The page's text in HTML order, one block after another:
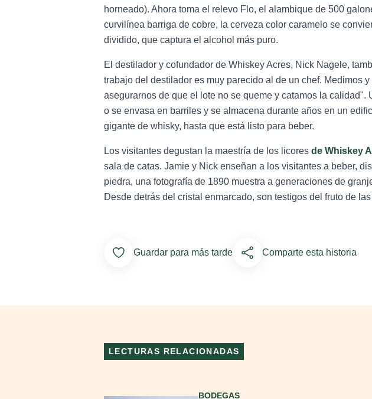
horneado). Ahora toma el relevo Flo, el alambique de 500
curvilínea barriga de cobre, la cerveza color caramelo se
dividido, que captura el alcohol más puro.
El destilador y cofundador de Whiskey Acres, Nick Nagele,
trabajo del destilador es muy parecido al de un chef. Medimos
asegurarnos de que el lote no se queme y catamos la
o se envasa en barriles y se almacena durante años en un
gigante de whisky, hasta que está listo para beber.
Los visitantes degustan la maestría de los licores de Whiskey
sala de catas. Jamie y Nick enseñan a los visitantes a beber,
piedra, una fotografía de 1890 muestra a generaciones de
Desde detrás del cristal enmarcado, son testigos del fruto de
Add to Favorites
Guardar para más tarde Comparte esta historia
LECTURAS RELACIONADAS
BODEGAS